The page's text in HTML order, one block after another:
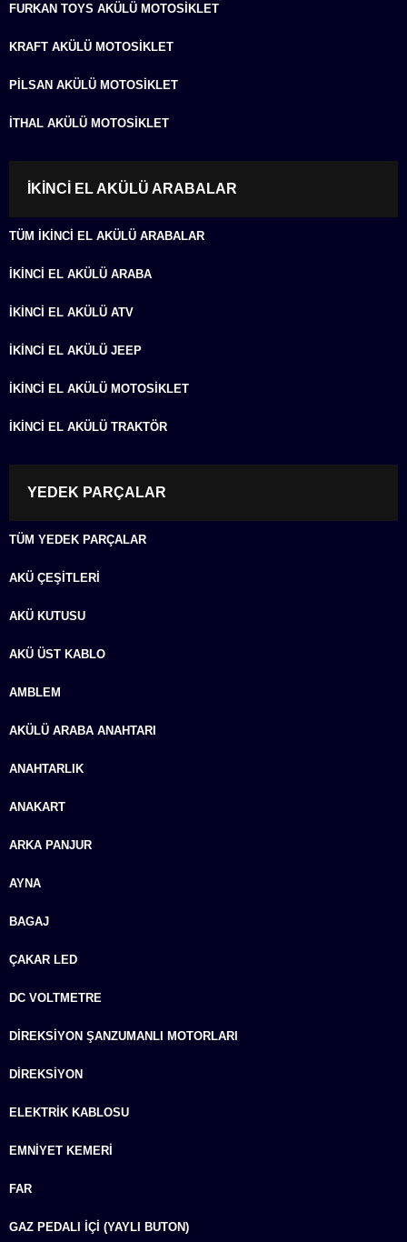
FURKAN TOYS AKÜLÜ MOTOSIKLET
KRAFT AKÜLÜ MOTOSIKLET
PILSAN AKÜLÜ MOTOSIKLET
İTHAL AKÜLÜ MOTOSIKLET
İKINCI EL AKÜLÜ ARABALAR
TÜM İKINCI EL AKÜLÜ ARABALAR
İKINCI EL AKÜLÜ ARABA
İKINCI EL AKÜLÜ ATV
İKINCI EL AKÜLÜ JEEP
İKINCI EL AKÜLÜ MOTOSIKLET
İKINCI EL AKÜLÜ TRAKTÖR
YEDEK PARÇALAR
TÜM YEDEK PARÇALAR
AKÜ ÇEŞITLERI
AKÜ KUTUSU
AKÜ ÜST KABLO
AMBLEM
AKÜLÜ ARABA ANAHTARI
ANAHTARLIK
ANAKART
ARKA PANJUR
AYNA
BAGAJ
ÇAKAR LED
DC VOLTMETRE
DIREKSIYON ŞANZUMANLI MOTORLARI
DIREKSIYON
ELEKTRIK KABLOSU
EMNIYET KEMERI
FAR
GAZ PEDALI İÇI (YAYLI BUTON)